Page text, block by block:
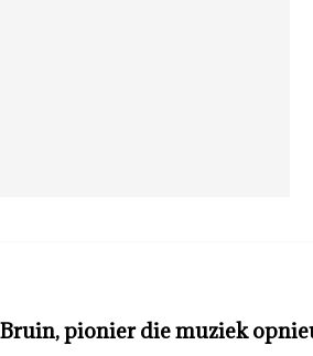
pionier die muziek